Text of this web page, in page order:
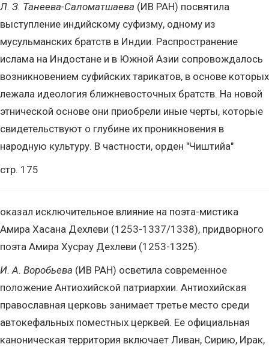
Л. З. Танеева-Саломатшаева (ИВ РАН) посвятила
выступление индийскому суфизму, одному из
мусульманских братств в Индии. Распространение
ислама на Индостане и в Южной Азии сопровождалось
возникновением суфийских тарикатов, в основе которых
лежала идеология ближневосточных братств. На новой
этнической основе они приобрели иные черты, которые
свидетельствуют о глубине их проникновения в
народную культуру. В частности, орден "Чиштийа"
стр. 175
оказал исключительное влияние на поэта-мистика
Амира Хасана Дехлеви (1253-1337/1338), придворного
поэта Амира Хусрау Дехлеви (1253-1325).
И. А. Воробьева (ИВ РАН) осветила современное
положение Антиохийской патриархии. Антиохийская
православная церковь занимает третье место среди
автокефальных поместных церквей. Ее официальная
каноническая территория включает Ливан, Сирию, Ирак,